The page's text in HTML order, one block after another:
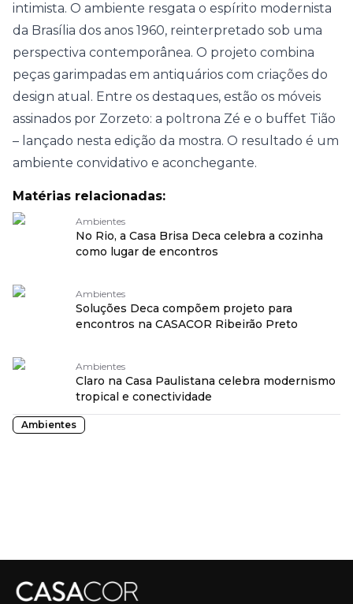
intimista. O ambiente resgata o espírito modernista
da Brasília dos anos 1960, reinterpretado sob uma
perspectiva contemporânea. O projeto combina
peças garimpadas em antiquários com criações do
design atual. Entre os destaques, estão os móveis
assinados por Zorzeto: a poltrona Zé e o buffet Tião
– lançado nesta edição da mostra. O resultado é um
ambiente convidativo e aconchegante.
Matérias relacionadas:
Ambientes
No Rio, a Casa Brisa Deca celebra a cozinha
como lugar de encontros
Ambientes
Soluções Deca compõem projeto para
encontros na CASACOR Ribeirão Preto
Ambientes
Claro na Casa Paulistana celebra modernismo
tropical e conectividade
Ambientes